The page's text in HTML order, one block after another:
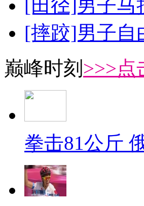
[田径]男子
[摔跤]男子自
巅峰时刻 >>>点
拳击81公斤